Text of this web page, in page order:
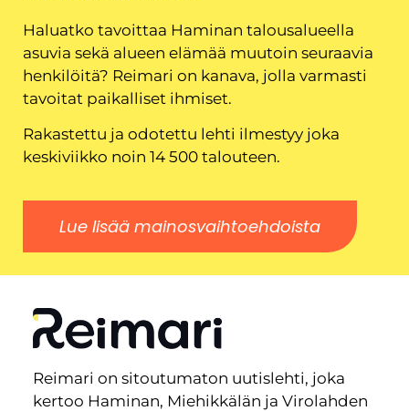
Haluatko tavoittaa Haminan talousalueella
asuvia sekä alueen elämää muutoin seuraavia
henkilöitä? Reimari on kanava, jolla varmasti
tavoitat paikalliset ihmiset.
Rakastettu ja odotettu lehti ilmestyy joka
keskiviikko noin 14 500 talouteen.
Lue lisää mainosvaihtoehdoista
Reimari on sitoutumaton uutislehti, joka
kertoo Haminan, Miehikkälän ja Virolahden